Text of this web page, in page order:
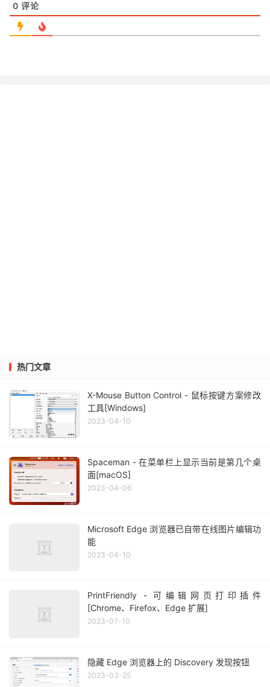
0 评论
热门文章
X-Mouse Button Control - 鼠标按键方案修改
工具[Windows]
2023-04-10
Spaceman - 在菜单栏上显示当前是第几个桌
面[macOS]
2023-04-06
Microsoft Edge 浏览器已自带在线图片编辑功
能
2023-04-10
PrintFriendly - 可编辑网页打印插件
[Chrome、Firefox、Edge 扩展]
2023-07-10
隐藏 Edge 浏览器上的 Discovery 发现按钮
2023-03-25